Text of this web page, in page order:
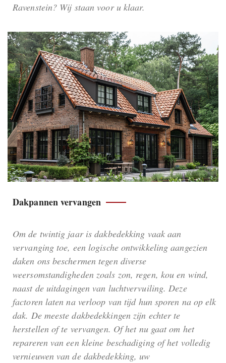
Ravenstein? Wij staan voor u klaar.
Dakpannen vervangen
Om de twintig jaar is dakbedekking vaak aan
vervanging toe, een logische ontwikkeling aangezien
daken ons beschermen tegen diverse
weersomstandigheden zoals zon, regen, kou en wind,
naast de uitdagingen van luchtvervuiling. Deze
factoren laten na verloop van tijd hun sporen na op elk
dak. De meeste dakbedekkingen zijn echter te
herstellen of te vervangen. Of het nu gaat om het
repareren van een kleine beschadiging of het volledig
vernieuwen van de dakbedekking, uw